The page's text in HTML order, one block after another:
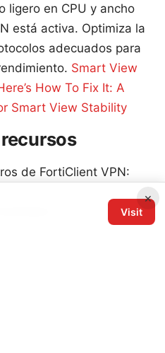
ligero en CPU y ancho
está activa. Optimiza la
adecuados para
Smart View
How To Fix It: A
Smart View Stability
de FortiClient VPN:
×
Visit